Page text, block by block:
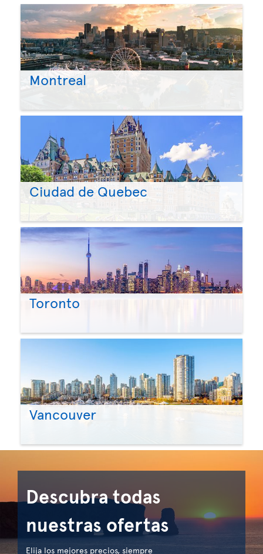
Montreal
Ciudad de Quebec
Toronto
Vancouver
Descubra todas
nuestras ofertas
Elija los mejores precios, siempre